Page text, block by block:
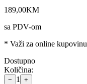
189,00KM
sa PDV-om
* Važi za online kupovinu
Dostupno
Količina:
− 1 +